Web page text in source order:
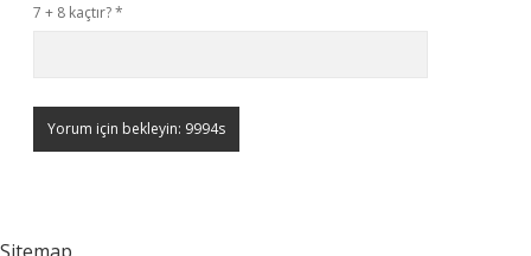
7 + 8 kaçtır?*